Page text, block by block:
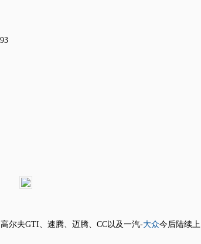
尔夫GTI、速腾、迈腾、CC以及一汽-大众今后陆续上